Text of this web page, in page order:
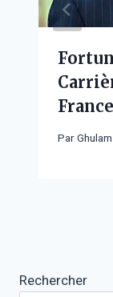
France
Par
Rechercher